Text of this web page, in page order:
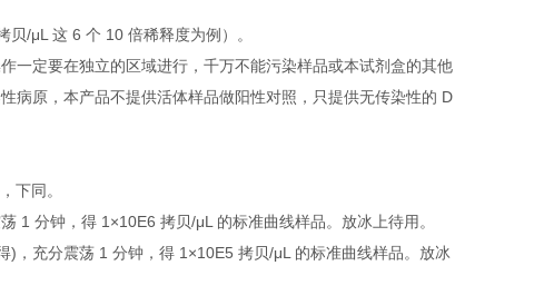
/μL 这 6 个 10 倍稀释度为例）。
一定要在独立的区域进行，千万不能污染样品或本试剂盒的其他
病原，本产品不提供活体样品做阳性对照，只提供无传染性的 D
下同。
1 分钟，得 1×10E6 拷贝/μL 的标准曲线样品。放冰上待用。
，充分震荡 1 分钟，得 1×10E5 拷贝/μL 的标准曲线样品。放冰